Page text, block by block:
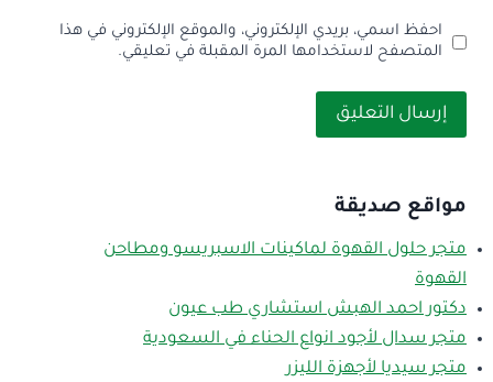
احفظ اسمي، بريدي الإلكتروني، والموقع الإلكتروني في هذا
المتصفح لاستخدامها المرة المقبلة في تعليقي.
مواقع صديقة
متجر حلول القهوة لماكينات الاسبريسو ومطاحن
القهوة
دكتور احمد الهبش استشاري طب عيون
متجر سدال لأجود انواع الحناء في السعودية
متجر سيديا لأجهزة الليزر